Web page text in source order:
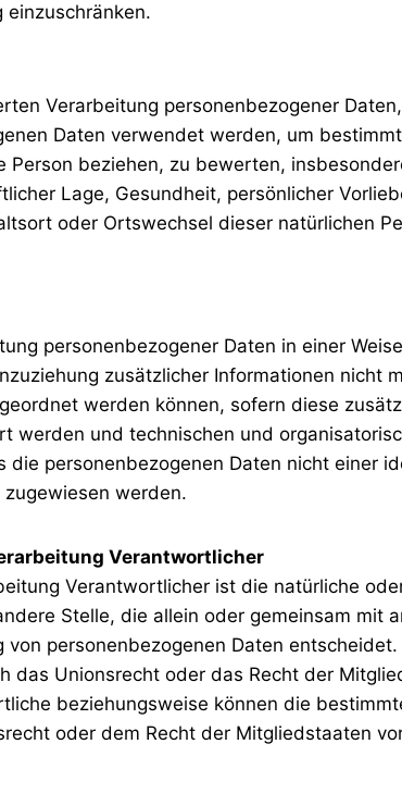
Verarbeitung personenbezogener
Daten verwendet werden, um
Person beziehen, zu bewerten,
Lage, Gesundheit, persönlicher
oder Ortswechsel dieser natürlichen
personenbezogener Daten in einer
zusätzlicher Informationen nicht
werden können, sofern diese
werden und technischen und
die personenbezogenen Daten nicht einer
werden.
Verantwortlicher
Verantwortlicher ist die natürliche
Stelle, die allein oder gemeinsam mit
personenbezogenen Daten
das Unionsrecht oder das Recht der
beziehungsweise können die
oder dem Recht der Mitgliedstaaten